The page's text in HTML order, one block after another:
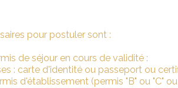
pour postuler sont :
de séjour en cours de validité :
: carte d'identité ou passeport ou
d'établissement (permis "B" ou "C"